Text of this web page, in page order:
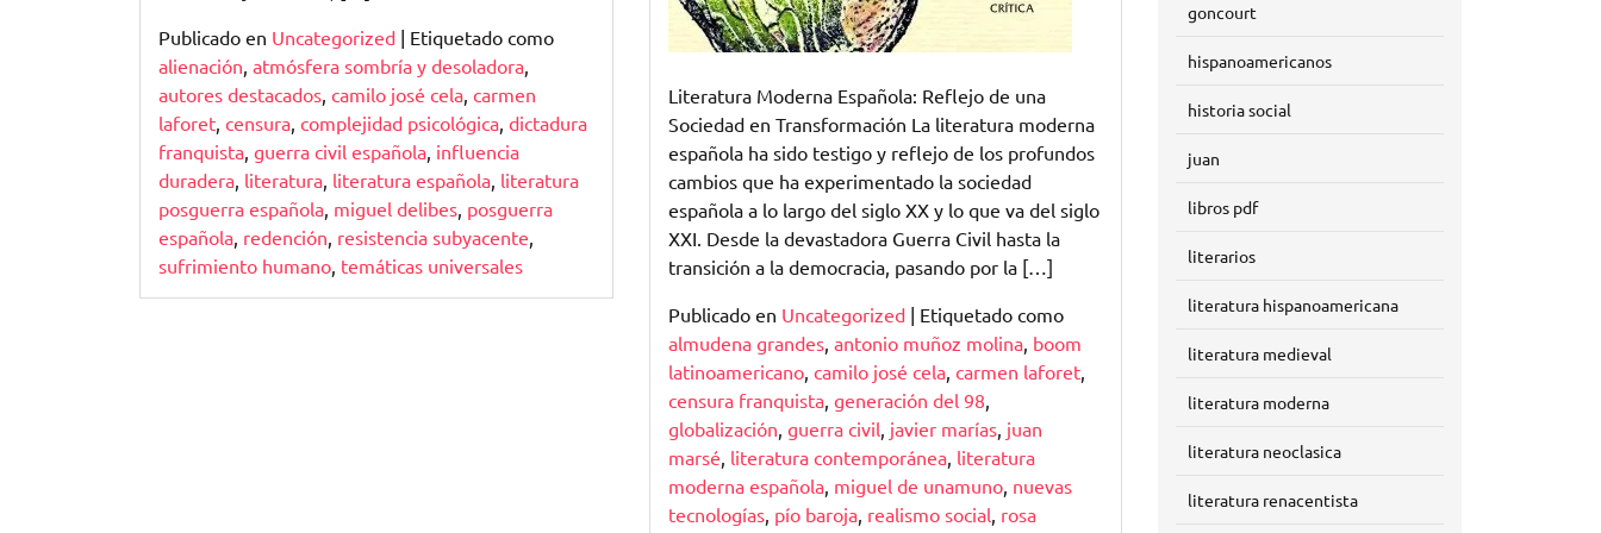
Publicado en Uncategorized | Etiquetado como
alienación, atmósfera sombría y desoladora,
autores destacados, camilo josé cela, carmen
laforet, censura, complejidad psicológica, dictadura
franquista, guerra civil española, influencia
duradera, literatura, literatura española, literatura
posguerra española, miguel delibes, posguerra
española, redención, resistencia subyacente,
sufrimiento humano, temáticas universales
Literatura Moderna Española: Reflejo de una
Sociedad en Transformación La literatura moderna
española ha sido testigo y reflejo de los profundos
cambios que ha experimentado la sociedad
española a lo largo del siglo XX y lo que va del siglo
XXI. Desde la devastadora Guerra Civil hasta la
transición a la democracia, pasando por la […]
Publicado en Uncategorized| Etiquetado como
almudena grandes, antonio muñoz molina, boom
latinoamericano, camilo josé cela, carmen laforet,
censura franquista, generación del 98
globalización guerra civil javier marías, juan
marsé literatura contemporánea, literatura
moderna española, miguel de unamuno, nuevas
tecnologías, pío baroja, realismo social rosa
goncourt
hispanoamericanos
historia social
juan
libros pdf
literarios
literatura hispanoamericana
literatura medieval
literatura moderna
literatura neoclasica
literatura renacentista